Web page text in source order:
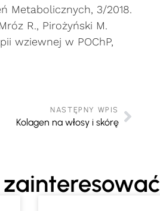
Metabolicznych, 3/2018.
R., Pirożyński M.
wziewnej w POChP,
NASTĘPNY WPIS
Kolagen na włosy i skórę